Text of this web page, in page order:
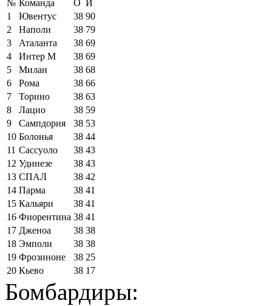
№ Команда О И
1
Ювентус 38 90
2
Наполи 38 79
3
Аталанта 38 69
4
Интер М 38 69
5
Милан 38 68
6
Рома 38 66
7
Торино 38 63
8
Лацио 38 59
9
Сампдория 38 53
10 Болонья 38 44
11 Сассуоло 38 43
12 Удинезе 38 43
13 СПАЛ 38 42
14 Парма 38 41
15 Кальяри 38 41
16 Фиорентина 38 41
17 Дженоа 38 38
18 Эмполи 38 38
19 Фрозиноне 38 25
20 Кьево 38 17
Бомбардиры: